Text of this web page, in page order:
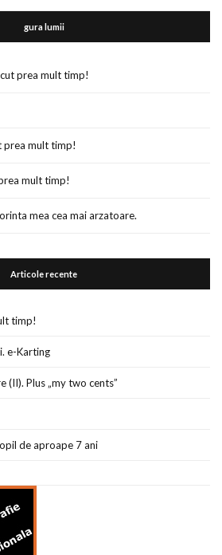
gura lumii
prea mult timp!
prea mult timp!
mult timp!
mea cea mai arzatoare.
Articole recente
timp!
e-Karting
(II). Plus „my two cents”
de aproape 7 ani